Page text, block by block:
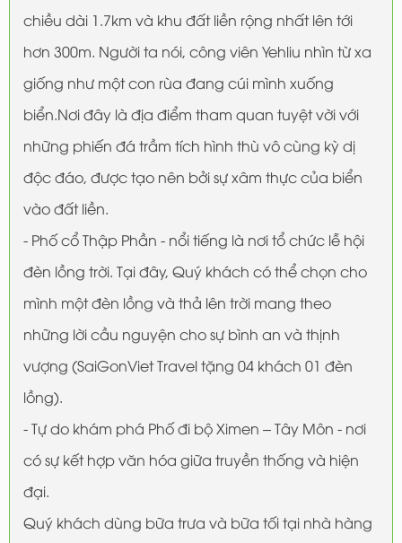
chiều dài 1.7km và khu đất liền rộng nhất lên tới
hơn 300m. Người ta nói, công viên Yehliu nhìn từ xa
giống như một con rùa đang cúi mình xuống
biển.Nơi đây là địa điểm tham quan tuyệt vời với
những phiến đá trầm tích hình thù vô cùng kỳ dị
độc đáo, được tạo nên bởi sự xâm thực của biển
vào đất liền.
- Phố cổ Thập Phần - nổi tiếng là nơi tổ chức lễ hội
đèn lồng trời. Tại đây, Quý khách có thể chọn cho
mình một đèn lồng và thả lên trời mang theo
những lời cầu nguyện cho sự bình an và thịnh
vượng (SaiGonViet Travel tặng 04 khách 01 đèn
lồng).
- Tự do khám phá Phố đi bộ Ximen – Tây Môn - nơi
có sự kết hợp văn hóa giữa truyền thống và hiện
đại.
Quý khách dùng bữa trưa và bữa tối tại nhà hàng